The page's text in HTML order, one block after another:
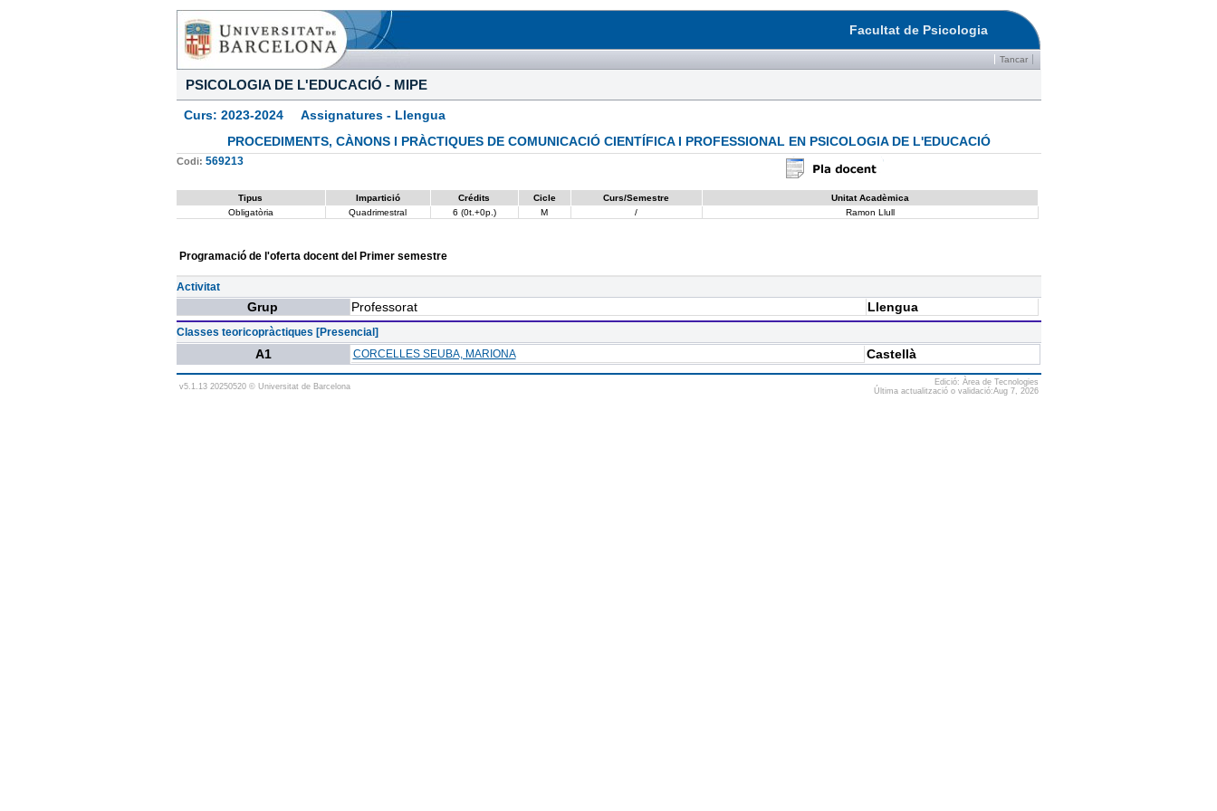
Facultat de Psicologia
Tancar
PSICOLOGIA DE L'EDUCACIÓ - MIPE
Curs: 2023-2024 Assignatures - Llengua
PROCEDIMENTS, CÀNONS I PRÀCTIQUES DE COMUNICACIÓ CIENTÍFICA I PROFESSIONAL EN PSICOLOGIA DE L'EDUCACIÓ
Codi: 569213
Tipus Impartició Crédits Cicle Curs/Semestre
Unitat Acadèmica
Obligatòria
Quadrimestral 6 (0t.+0p.) M / Ramon Llull
Programació de l'oferta docent del Primer semestre
Activitat
Grup Professorat Llengua
Classes teoricopràctiques [Presencial]
A1 CORCELLES SEUBA, MARIONA Castellà
v5.1.13 20250520 © Universitat de Barcelona
Edició: Àrea de Tecnologies
Última actualització o validació:Aug 7, 2026